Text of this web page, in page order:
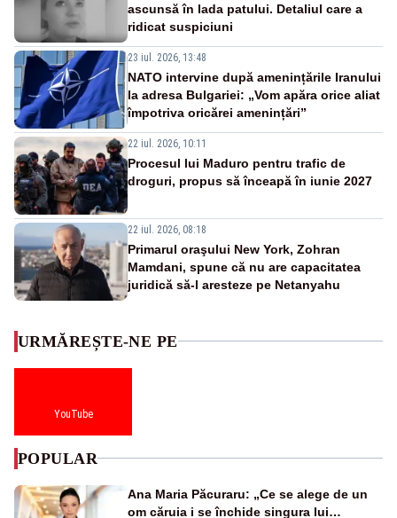
ascunsă în lada patului. Detaliul care a
ridicat suspiciuni
23 iul. 2026, 13:48
NATO intervine după amenințările Iranului
la adresa Bulgariei: „Vom apăra orice aliat
împotriva oricărei amenințări”
22 iul. 2026, 10:11
Procesul lui Maduro pentru trafic de
droguri, propus să înceapă în iunie 2027
22 iul. 2026, 08:18
Primarul oraşului New York, Zohran
Mamdani, spune că nu are capacitatea
juridică să-l aresteze pe Netanyahu
URMĂREȘTE-NE PE
YouTube
POPULAR
Ana Maria Păcuraru: „Ce se alege de un
om căruia i se închide singura lui